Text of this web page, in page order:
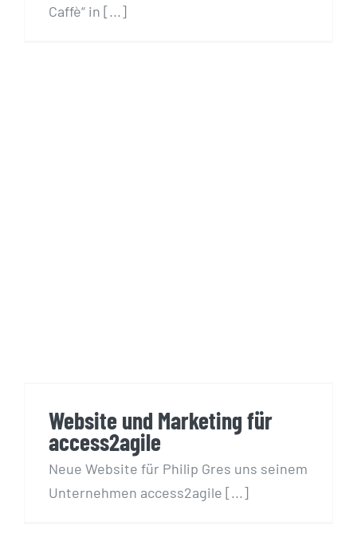
Caffè“ in [...]
Website und Marketing für
access2agile
Neue Website für Philip Gres uns seinem
Unternehmen access2agile [...]